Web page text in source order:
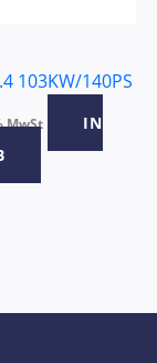
103KW/140PS
MwSt
IN